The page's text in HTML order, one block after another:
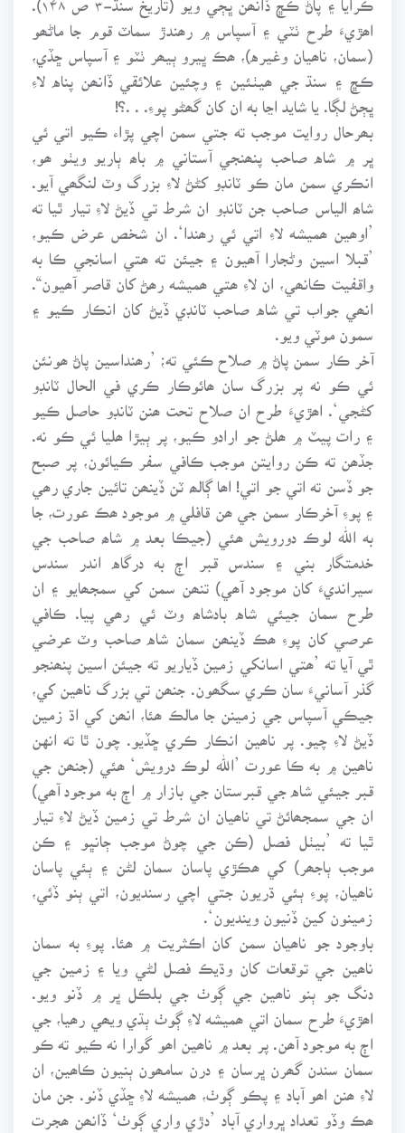
اھڙيءَ طرح ٺٽي ۽ آسپاس ۾ رھندڙ سماٽ قوم جا ماڻھو
(سمان، ناھيان وغيره)، ھڪ ڀيرو ٻيھر ٺٽو ۽ آسپاس ڇڏي،
ڪڇ ۽ سنڌ جي ھيٺئين ۽ وچئين علائقي ڏانھن پناه لاءِ
ڀڄڻ لڳا. يا شايد اڃا به ان کان گھڻو پوءِ. . .؟!
بھرحال روايت موجب ته جتي سمن اچي پڙاء ڪيو اتي ئي
ڀر ۾ شاه صاحب پنھنجي آستاني ۾ باھ ٻاريو ويٺو ھو،
انڪري سمن مان ڪو ٽانڊو کڻڻ لاءِ بزرگ وٽ لنگھي آيو.
شاھ الياس صاحب جن ٽانڊو ان شرط تي ڏيڻ لاءِ تيار ٿيا ته
’اوھين ھميشه لاءِ اتي ئي رھندا‘. ان شخص عرض ڪيو،
’قبلا اسين وڻجارا آھيون ۽ جيئن ته ھتي اسانجي ڪا به
واقفيت ڪانھي، ان لاءِ ھتي ھميشه رھڻ کان قاصر آھيون“.
انھي جواب تي شاه صاحب ٽانڊي ڏيڻ کان انڪار ڪيو ۽
آخر ڪار سمن پاڻ ۾ صلاح ڪئي ته؛ ’رھنداسين پاڻ ھونئن
ئي ڪو نه پر بزرگ سان ھائوڪار ڪري في الحال ٽانڊو
کڻجي‘. اھڙيءَ طرح ان صلاح تحت ھنن ٽانڊو حاصل ڪيو
۽ رات پيٽ ۾ ھلڻ جو ارادو ڪيو، پر ٻيڙا ھليا ئي ڪو نه.
جڏھن ته ڪن روايتن موجب ڪافي سفر ڪيائون، پر صبح
جو ڏسن ته اتي جو اتي! اھا ڳالھ ٽن ڏينھن تائين جاري رھي
۽ پوءِ آخرڪار سمن جي ھن قافلي ۾ موجود ھڪ عورت، جا
به اللھ لوڪ دورويش ھئي (جيڪا بعد ۾ شاھ صاحب جي
خدمتگار بني ۽ سندس قبر اڄ به درگاه اندر سندس
سيرانديءَ کان موجود آھي) تنھن سمن کي سمجھايو ۽ ان
طرح سمان جيئي شاه بادشاھ وٽ ئي رھي پيا. ڪافي
عرصي کان پوءِ ھڪ ڏينھن سمان شاه صاحب وٽ عرضي
ٿي آيا ته ’ھتي اسانکي زمين ڏياريو ته جيئن اسين پنھنجو
گذر آسانيءَ سان ڪري سگھون. جنھن تي بزرگ ناھين کي،
جيڪي آسپاس جي زمينن جا مالڪ ھئا، انھن کي اڌ زمين
ڏيڻ لاءِ چيو. پر ناھين انڪار ڪري ڇڏيو. چون ٿا ته انهن
ناھين ۾ به ڪا عورت ’اللھ لوڪ درويش‘ ھئي (جنھن جي
قبر جيئي شاه جي قبرستان جي بازار ۾ اڄ به موجود آھي)
ان جي سمجھائڻ تي ناھيان ان شرط تي زمين ڏيڻ لاءِ تيار
ٿيا ته ’بيٺل فصل (ڪن جي چوڻ موجب ڄانڀو ۽ ڪن
موجب ٻاجھر) کي ھڪڙي پاسان سمان لڻن ۽ ٻئي پاسان
ناھيان، پوءِ ٻئي ڌريون جتي اچي رسنديون، اتي ٻنو ڏئي،
زمينون کين ڏنيون وينديون‘.
باوجود جو ناھيان سمن کان اڪثريت ۾ ھئا. پوءِ به سمان
ناھين جي توقعات کان وڌيڪ فصل لڻي ويا ۽ زمين جي
دنگ جو ٻنو ناھين جي ڳوٺ جي بلڪل ڀر ۾ ڏنو ويو.
اھڙيءَ طرح سمان اتي ھميشه لاءِ ڳوٺ ٻڌي ويھي رھيا، جي
اڄ به موجود آھن. پر بعد ۾ ناھين اھو گوارا نه ڪيو ته ڪو
سمان سندن گھرن ڀرسان ۽ درن سامھون ٻنيون ڪاھين، ان
لاءِ ھنن اھو آباد ۽ پڪو ڳوٺ، ھميشه لاءِ ڇڏي ڏنو. جن مان
ھڪ وڏو تعداد ڀرواري آباد ’دڙي واري ڳوٺ‘ ڏانھن ھجرت